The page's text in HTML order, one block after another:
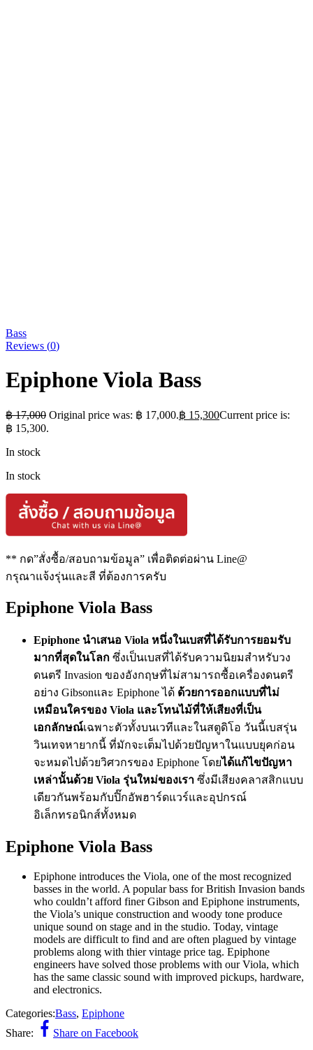
Bass
Reviews (0)
Epiphone Viola Bass
฿17,000 Original price was: ฿ 17,000.฿ 15,300Current price is:
฿ 15,300.
In stock
In stock
** กด”สั่งซื้อ/สอบถามข้อมูล” เพื่อติดต่อผ่าน Line@
กรุณาแจ้งรุ่นและสี ที่ต้องการครับ
Epiphone Viola Bass
Epiphone นำเสนอ Viola หนึ่งในเบสที่ได้รับการยอมรับ
มากที่สุดในโลก ซึ่งเป็นเบสที่ได้รับความนิยมสำหรับวง
ดนตรี Invasion ของอังกฤษที่ไม่สามารถซื้อเครื่องดนตรี
อย่าง Gibsonและ Epiphone ได้ ด้วยการออกแบบที่ไม่
เหมือนใครของ Viola และโทนไม้ที่ให้เสียงที่เป็น
เอกลักษณ์เฉพาะตัวทั้งบนเวทีและในสตูดิโอ วันนี้เบสรุ่น
วินเทจหายากนี้ ที่มักจะเต็มไปด้วยปัญหาในแบบยุคก่อน
จะหมดไปด้วยวิศวกรของ Epiphone โดยได้แก้ไขปัญหา
เหล่านั้นด้วย Viola รุ่นใหม่ของเรา ซึ่งมีเสียงคลาสสิกแบบ
เดียวกันพร้อมกับปิ๊กอัพฮาร์ดแวร์และอุปกรณ์
อิเล็กทรอนิกส์ทั้งหมด
Epiphone Viola Bass
Epiphone introduces the Viola, one of the most recognized
basses in the world. A popular bass for British Invasion bands
who couldn’t afford finer Gibson and Epiphone instruments,
the Viola’s unique construction and woody tone produce
unique sound on stage and in the studio. Today, vintage
models are difficult to find and are often plagued by vintage
problems along with thier vintage price tag. Epiphone
engineers have solved those problems with our Viola, which
has the same classic sound with improved pickups, hardware,
and electronics.
Categories:Bass, Epiphone
Share:
Share on Facebook